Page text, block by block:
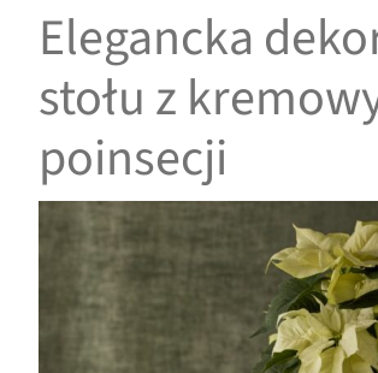
Elegancka
stołu z
poinsecji